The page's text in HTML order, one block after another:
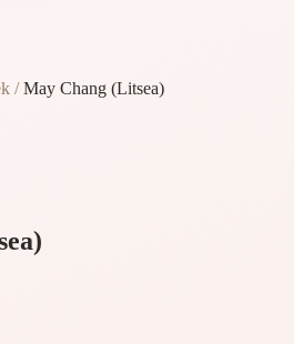
/ May Chang (Litsea)